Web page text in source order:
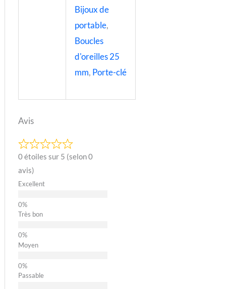
Bijoux de
portable,
Boucles
d'oreilles 25
mm, Porte-clé
Avis
0 étoiles sur 5 (selon 0
avis)
Excellent
Très bon
Moyen
Passable